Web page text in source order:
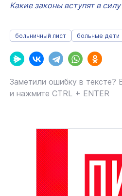
Какие законы вступят в
больничный лист больные дети
Заметили ошибку в тексте?
и нажмите CTRL + ENTER